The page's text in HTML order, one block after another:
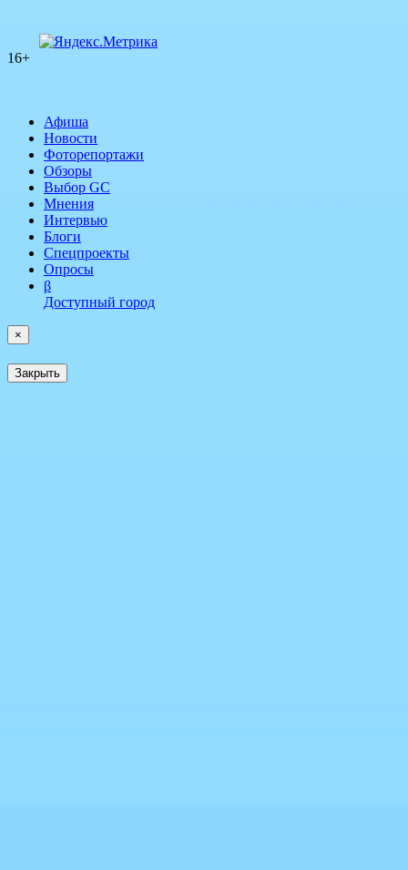
16+
Афиша
Новости
Фоторепортажи
Обзоры
Выбор GC
Мнения
Интервью
Блоги
Спецпроекты
Опросы
β
Доступный город
×
Закрыть